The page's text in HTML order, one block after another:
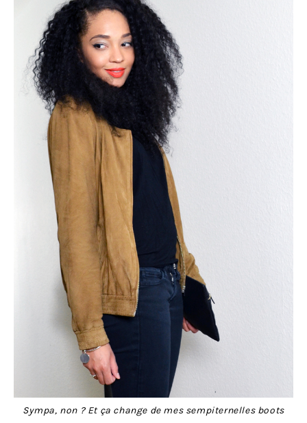
Sympa, non ? Et ça change de mes sempiternelles boots